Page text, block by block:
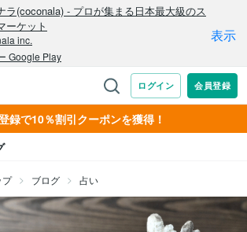
録で10％割引クーポンを獲得！
プ ブログ 占い